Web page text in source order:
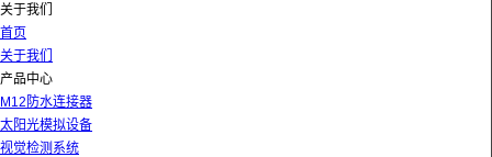
关于我们
首页
关于我们
产品中心
M12防水连接器
太阳光模拟设备
视觉检测系统